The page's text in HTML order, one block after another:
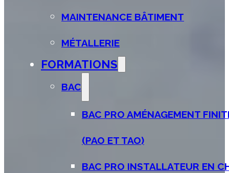
MAINTENANCE BÂTIMENT
MÉTALLERIE
FORMATIONS
BAC
BAC PRO AMÉNAGEMENT
(PAO ET TAO)
BAC PRO INSTALLATEUR EN